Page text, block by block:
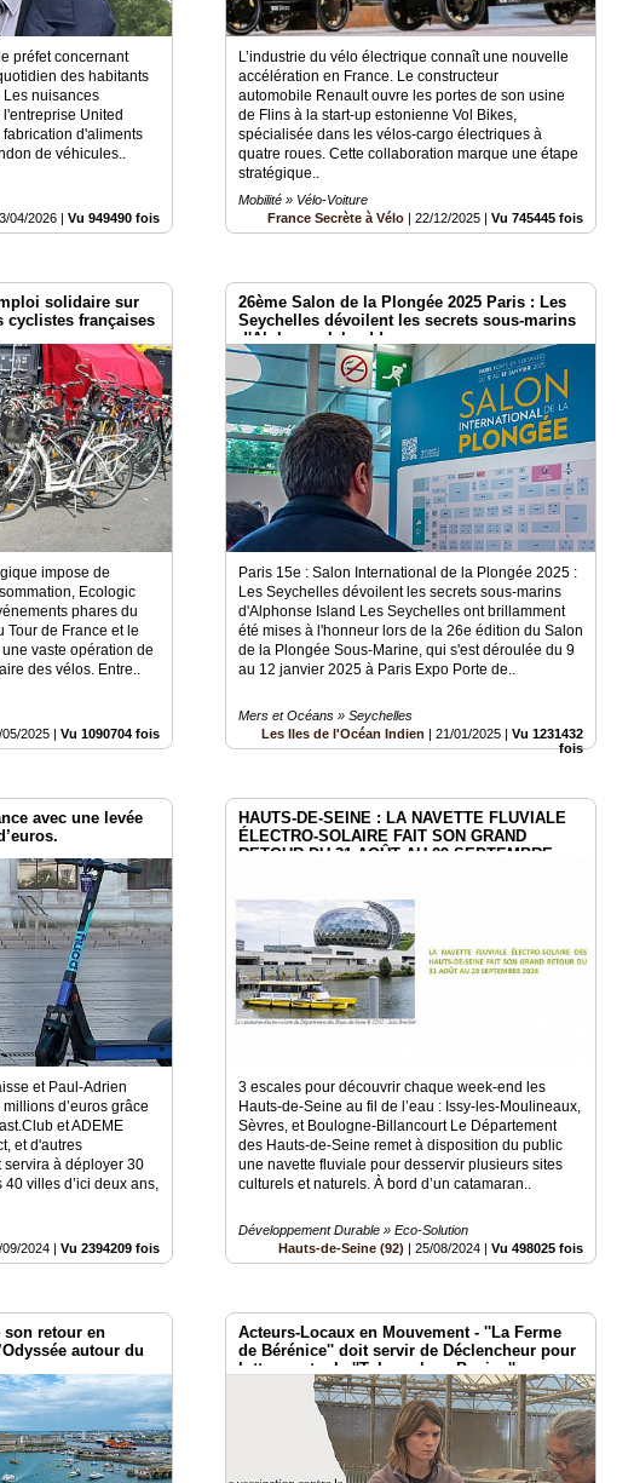
préfet concernant
des habitants
nuisances
United
d'aliments
de véhicules..
04/2026 |Vu 949490 fois
L’industrie du vélo électrique connaît une nouvelle
accélération en France. Le constructeur
automobile Renault ouvre les portes de son usine
de Flins à la start-up estonienne Vol Bikes,
spécialisée dans les vélos-cargo électriques à
quatre roues. Cette collaboration marque une étape
stratégique..
Mobilité » Vélo-Voiture
France Secrète à Vélo |22/12/2025 |Vu 745445 fois
solidaire sur
cyclistes françaises
impose de
Ecologic
phares du
Tour de France et le
vaste opération de
des vélos. Entre..
05/2025 |Vu 1090704 fois
26ème Salon de la Plongée 2025 Paris : Les
Seychelles dévoilent les secrets sous-marins
d'Alphonse Island !
Paris 15e : Salon International de la Plongée 2025 :
Les Seychelles dévoilent les secrets sous-marins
d'Alphonse Island Les Seychelles ont brillamment
été mises à l'honneur lors de la 26e édition du Salon
de la Plongée Sous-Marine, qui s'est déroulée du 9
au 12 janvier 2025 à Paris Expo Porte de..
Mers et Océans » Seychelles
Les Iles de l'Océan Indien |21/01/2025 |Vu 1231432
fois
avec une levée
et Paul-Adrien
d’euros grâce
et ADEME
et d'autres
à déployer 30
villes d’ici deux ans,
09/2024 |Vu 2394209 fois
HAUTS-DE-SEINE : LA NAVETTE FLUVIALE
ÉLECTRO-SOLAIRE FAIT SON GRAND
RETOUR DU 31 AOÛT AU 29 SEPTEMBRE
3 escales pour découvrir chaque week-end les
Hauts-de-Seine au fil de l’eau : Issy-les-Moulineaux,
Sèvres, et Boulogne-Billancourt Le Département
des Hauts-de-Seine remet à disposition du public
une navette fluviale pour desservir plusieurs sites
culturels et naturels. À bord d’un catamaran..
Développement Durable » Eco-Solution
Hauts-de-Seine (92)
|25/08/2024 |Vu 498025 fois
son retour en
autour du
Acteurs-Locaux en Mouvement - ''La Ferme
de Bérénice'' doit servir de Déclencheur pour
lutter contre la ''Tuberculose Bovine''